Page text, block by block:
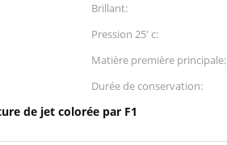
Brillant:
Pression 25' c:
Matière première principale:
Durée de conservation:
de jet colorée par F1